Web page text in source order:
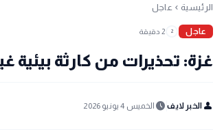
الرئيسية chevron_left عاجل
عاجل 2 2 دقيقة
غزة: تحذيرات من كارثة بيئية
person الخبر لايف schedule الخميس 4 يونيو 2026